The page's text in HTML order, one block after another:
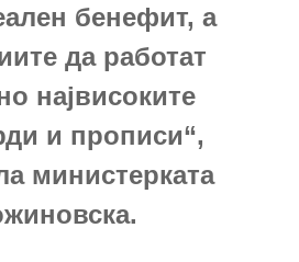
бенефит, а
да работат
највисоките
и прописи“,
министерката